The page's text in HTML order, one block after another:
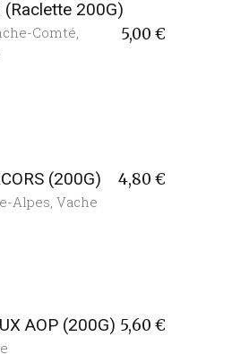
(Raclette 200G)
5,00 €
Comté,
(200G) 4,80 €
Alpes Vache
AOP (200G) 5,60 €